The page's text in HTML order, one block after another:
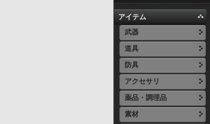
アイテム
武器
道具
防具
アクセサリ
薬品・調理品
素材